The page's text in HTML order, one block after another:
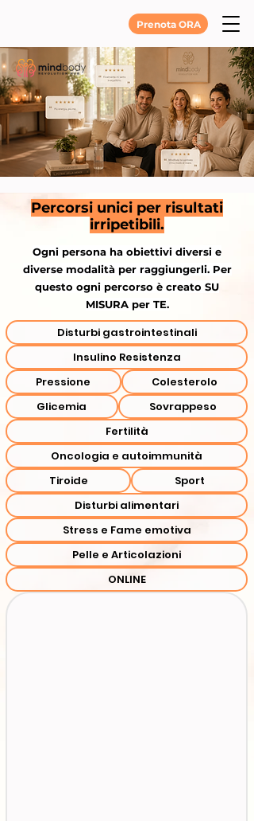
Prenota ORA
Percorsi unici per risultati
irripetibili.
Ogni persona ha obiettivi diversi e
diverse modalità per raggiungerli. Per
questo ogni percorso è creato SU
MISURA per TE.
Disturbi gastrointestinali
Insulino Resistenza
Pressione
Colesterolo
Glicemia
Sovrappeso
Fertilità
Oncologia e autoimmunità
Tiroide
Sport
Disturbi alimentari
Stress e Fame emotiva
Pelle e Articolazioni
ONLINE